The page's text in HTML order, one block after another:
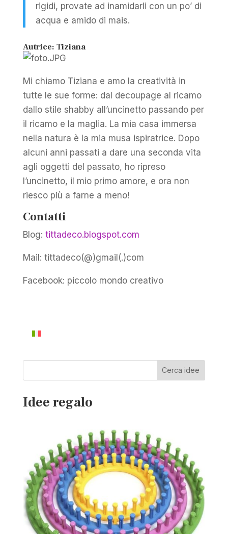
rigidi, provate ad inamidarli con un po’ di
acqua e amido di mais.
Autrice: Tiziana
Mi chiamo Tiziana e amo la creatività in
tutte le sue forme: dal decoupage al ricamo
dallo stile shabby all’uncinetto passando per
il ricamo e la maglia. La mia casa immersa
nella natura è la mia musa ispiratrice. Dopo
alcuni anni passati a dare una seconda vita
agli oggetti del passato, ho ripreso
l’uncinetto, il mio primo amore, e ora non
riesco più a farne a meno!
Contatti
Blog: tittadeco.blogspot.com
Mail: tittadeco(@)gmail(.)com
Facebook: piccolo mondo creativo
Cerca idee
Idee regalo